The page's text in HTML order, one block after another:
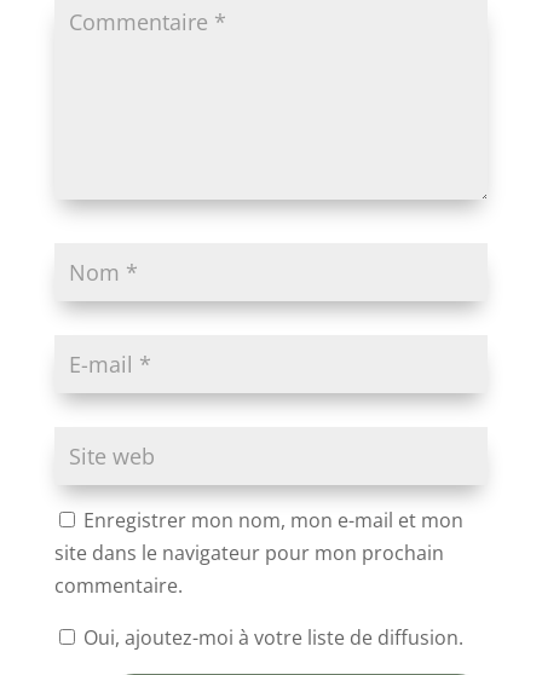
Enregistrer mon nom, mon e-mail et mon
site dans le navigateur pour mon prochain
commentaire.
Oui, ajoutez-moi à votre liste de diffusion.